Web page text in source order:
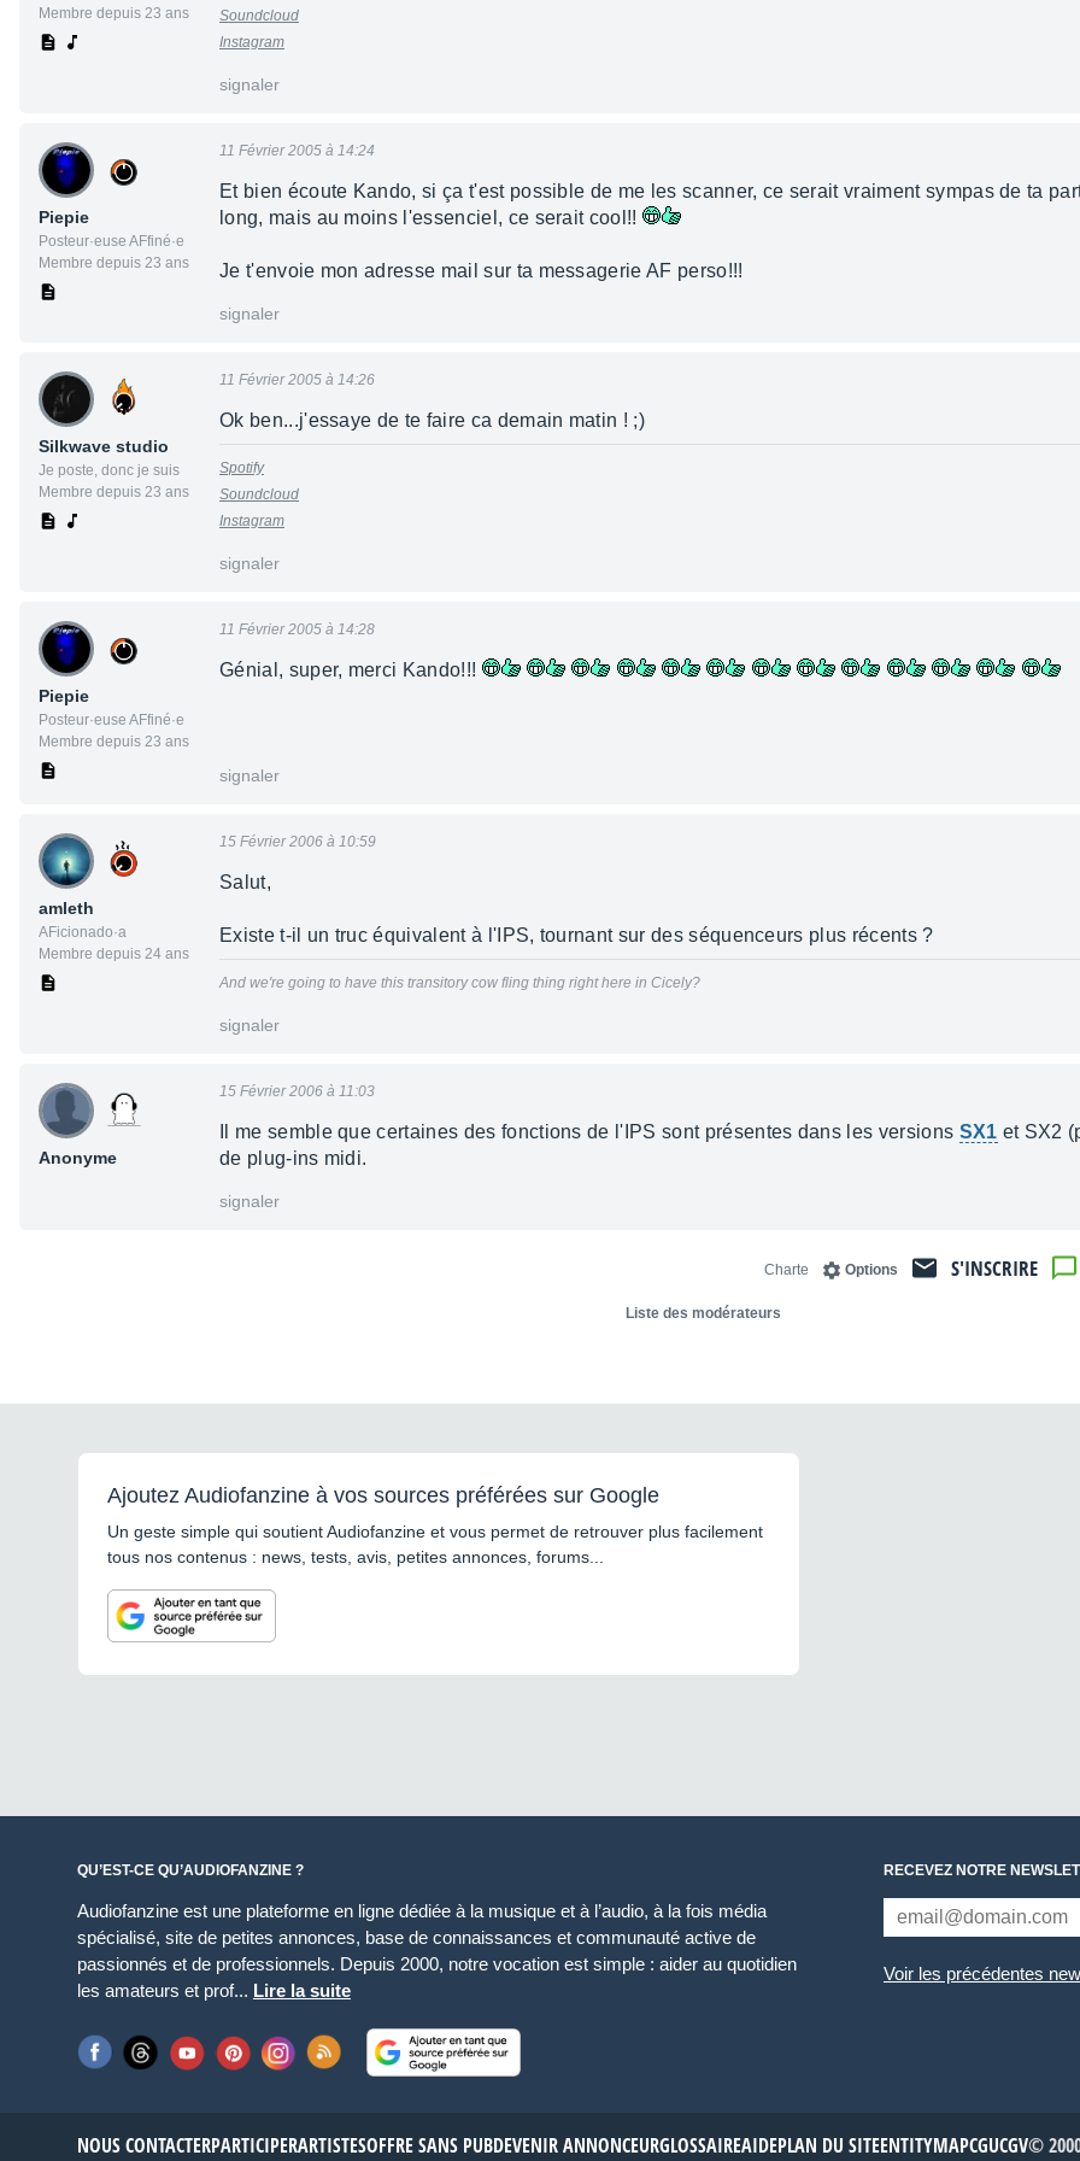
Membre depuis 23 ans
Soundcloud
Instagram
signaler
Piepie
Posteur·euse AFfiné·e
Membre depuis 23 ans
11 Février 2005 à 14:24
Et bien écoute Kando, si ça t'est possible de me les scanner, ce serait vraiment sympas de ta
long, mais au moins l'essenciel, ce serait cool!!
Je t'envoie mon adresse mail sur ta messagerie AF perso!!!
signaler
Silkwave studio
Je poste, donc je suis
Membre depuis 23 ans
11 Février 2005 à 14:26
Ok ben...j'essaye de te faire ca demain matin ! ;)
Spotify
Soundcloud
Instagram
signaler
Piepie
Posteur·euse AFfiné·e
Membre depuis 23 ans
11 Février 2005 à 14:28
Génial, super, merci Kando!!!
signaler
amleth
AFicionado·a
Membre depuis 24 ans
15 Février 2006 à 10:59
Salut,
Existe t-il un truc équivalent à l'IPS, tournant sur des séquenceurs plus récents ?
And we're going to have this transitory cow fling thing right here in Cicely?
signaler
Anonyme
15 Février 2006 à 11:03
Il me semble que certaines des fonctions de l'IPS sont présentes dans les versions SX1 et SX2
de plug-ins midi.
signaler
S'INSCRIRE
Options
Charte
Liste des modérateurs
Ajoutez Audiofanzine à vos sources préférées sur Google
Un geste simple qui soutient Audiofanzine et vous permet de retrouver plus facilement
tous nos contenus : news, tests, avis, petites annonces, forums...
QU’EST-CE QU’AUDIOFANZINE ?
Audiofanzine est une plateforme en ligne dédiée à la musique et à l’audio, à la fois média
spécialisé, site de petites annonces, base de connaissances et communauté active de
passionnés et de professionnels. Depuis 2000, notre vocation est simple : aider au quotidien
les amateurs et prof... Lire la suite
RECEVEZ NOTRE
Voir les précédentes
NOUS CONTACTERPARTICIPERARTISTESOFFRE SANS PUBDEVENIR ANNONCEURGLOSSAIREAIDEPLAN DU SITEENTITYMAPCGUCGV©